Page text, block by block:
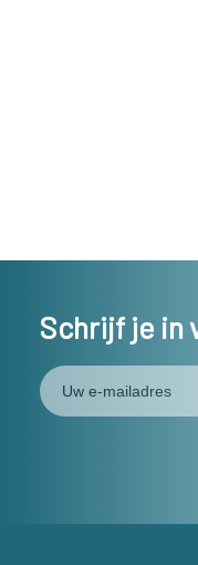
Schrijf je in